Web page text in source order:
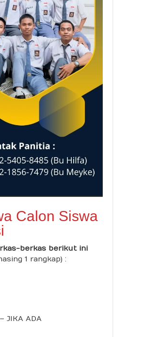
Calon Siswa
berkas berikut ini
1 rangkap) :
JIKA ADA